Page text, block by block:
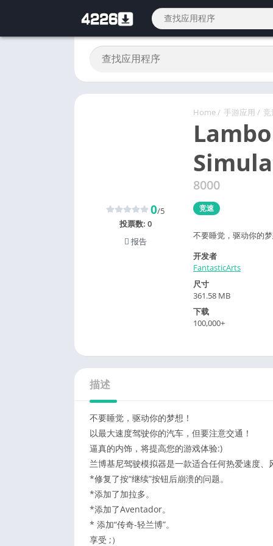
Home/ 手游应用 / 竞
8000
竞速
不要睡觉，驱动你的
0/5
投票数: 0
报告
开发者
FantasticArts
尺寸
361.58 MB
下载
100,000+
描述
不要睡觉，驱动你的梦想！
以最大速度驾驶你的汽车，但要注意交通！
逼真的内饰，将提高您的游戏体验:)
兰博基尼驾驶模拟器是一款适合任何热爱速度
*修复了按“继续”按钮后崩溃的问题。
*添加了加拉多。
*添加了Aventador。
* 添加“传奇-轻兰博”。
享受 ;）